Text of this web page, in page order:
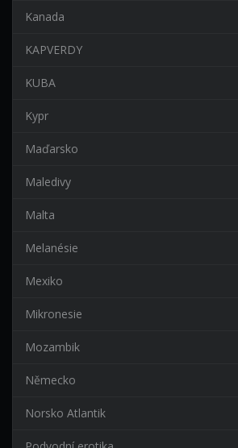
Kanada
KAPVERDY
KUBA
Kypr
Maďarsko
Maledivy
Malta
Melanésie
Mexiko
Mikronesie
Mozambik
Německo
Norsko Atlantik